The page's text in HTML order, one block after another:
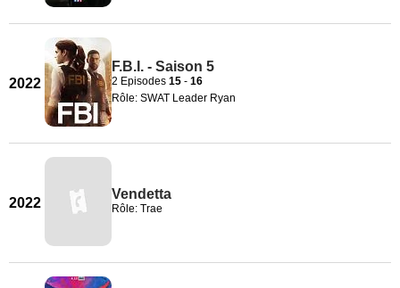
2022
F.B.I. - Saison 5
2 Episodes 15 - 16
Rôle: SWAT Leader Ryan
2022
Vendetta
Rôle: Trae